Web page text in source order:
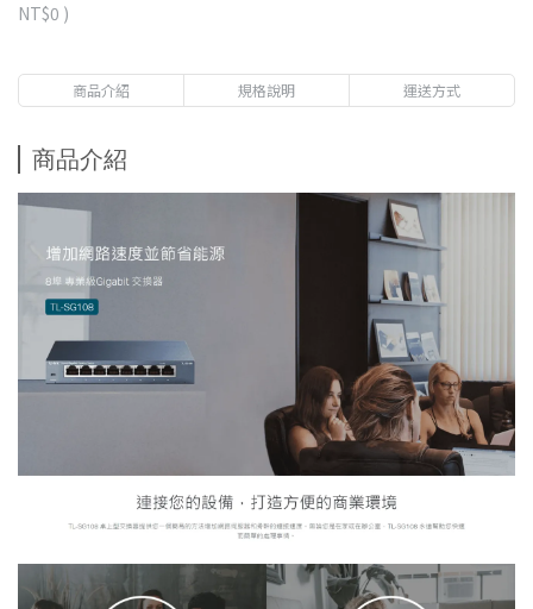
NT$0 )
商品介紹 規格說明 運送方式
商品介紹